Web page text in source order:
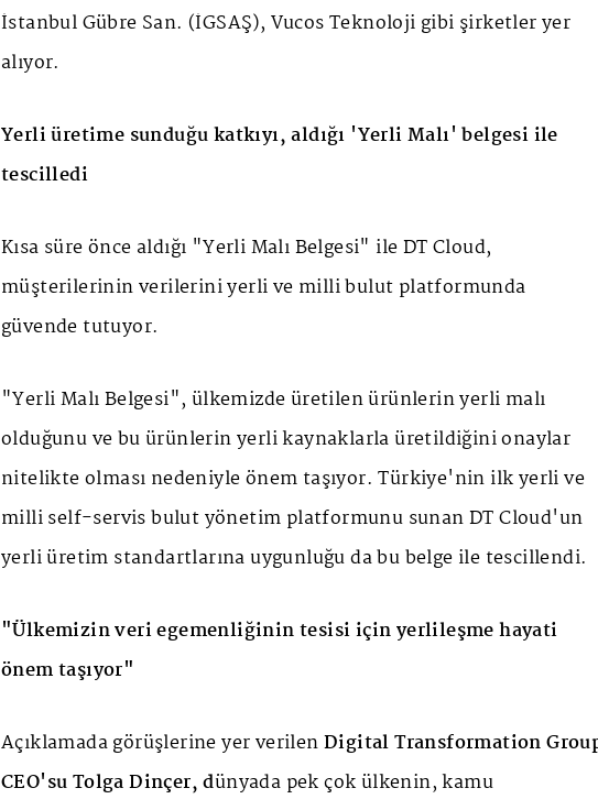
İstanbul Gübre San. (İGSAŞ), Vucos Teknoloji gibi şirketler yer
alıyor.
Yerli üretime sunduğu katkıyı, aldığı 'Yerli Malı' belgesi ile
tescilledi
Kısa süre önce aldığı "Yerli Malı Belgesi" ile DT Cloud,
müşterilerinin verilerini yerli ve milli bulut platformunda
güvende tutuyor.
"Yerli Malı Belgesi", ülkemizde üretilen ürünlerin yerli malı
olduğunu ve bu ürünlerin yerli kaynaklarla üretildiğini onaylar
nitelikte olması nedeniyle önem taşıyor. Türkiye'nin ilk yerli ve
milli self-servis bulut yönetim platformunu sunan DT Cloud'un
yerli üretim standartlarına uygunluğu da bu belge ile tescillendi.
"Ülkemizin veri egemenliğinin tesisi için yerlileşme hayati
önem taşıyor"
Açıklamada görüşlerine yer verilenDigital Transformation
CEO'su Tolga Dinçer, dünyada pek çok ülkenin, kamu